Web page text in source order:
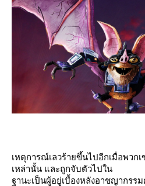
เหตุการณ์เลวร้ายขึ้นไปอีกเมื่อพวก
เหล่านั้น และถูกจับตัวไปใน
ฐานะเป็นผู้อยู่เบื้องหลังอาชญากรรม